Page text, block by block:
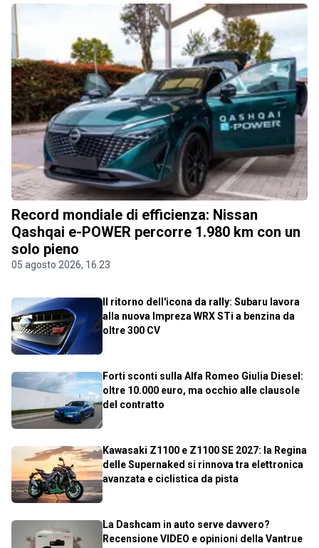
Record mondiale di efficienza: Nissan
Qashqai e-POWER percorre 1.980 km con un
solo pieno
05 agosto 2026, 16.23
Il ritorno dell'icona da rally: Subaru lavora
alla nuova Impreza WRX STi a benzina da
oltre 300 CV
Forti sconti sulla Alfa Romeo Giulia Diesel:
oltre 10.000 euro, ma occhio alle clausole
del contratto
Kawasaki Z1100 e Z1100 SE 2027: la Regina
delle Supernaked si rinnova tra elettronica
avanzata e ciclistica da pista
La Dashcam in auto serve davvero?
Recensione VIDEO e opinioni della Vantrue